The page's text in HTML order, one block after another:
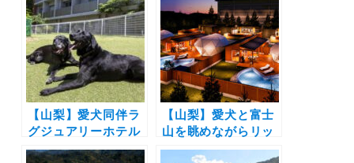
ど冬の味覚を味わお
う♪
富士山ビューの宿
「Solana富士御殿
場」がオープン！
【山梨】愛犬同伴ラ
グジュアリーホテル
「レジーナリゾート
【山梨】愛犬と富士
山を眺めながらリッ
チな滞在「プライベ